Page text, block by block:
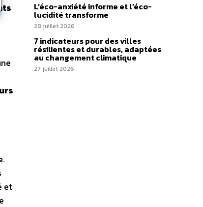
et
L’éco-anxiété informe et l’éco-
lucidité transforme
28 juillet 2026
7 indicateurs pour des villes
résilientes et durables, adaptées
au changement climatique
27 juillet 2026